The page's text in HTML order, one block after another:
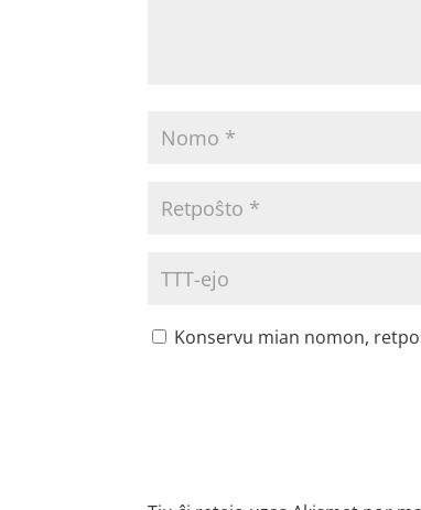
Konservu mian nomon,